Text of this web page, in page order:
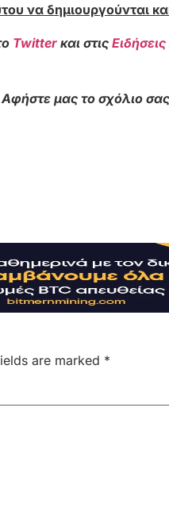
να δημιουργούνται
Twitter και στις Ειδήσεις
Αφήστε μας το σχόλιο
are marked *